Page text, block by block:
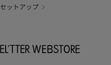
セットアップ